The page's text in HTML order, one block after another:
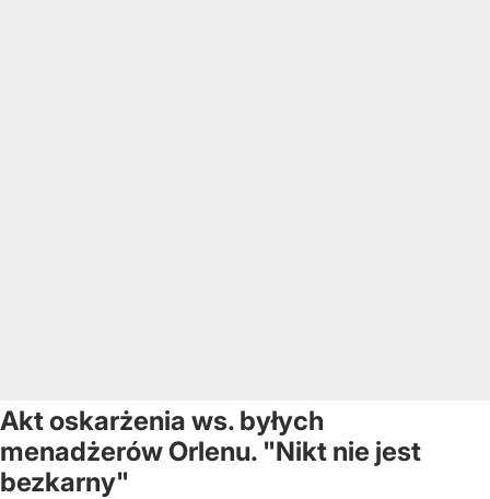
Akt oskarżenia ws. byłych
menadżerów Orlenu. "Nikt nie jest
bezkarny"